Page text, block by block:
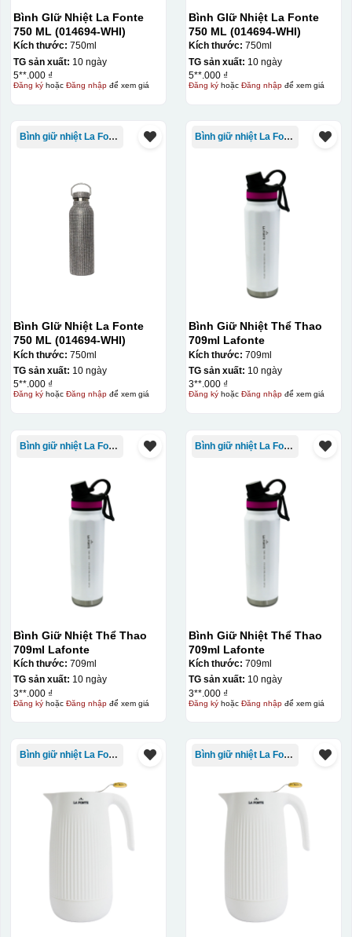
Hộp xi lót lụa
Hộp xi ấm chén
Bình GIữ Nhiệt La Fonte
750 ML (014694-WHI)
Kích thước: 750ml
TG sản xuất: 10 ngày
5**.000 ₫
Đăng kýhoặc Đăng nhậpđể xem giá
Bình GIữ Nhiệt La Fonte
750 ML (014694-WHI)
Kích thước: 750ml
TG sản xuất: 10 ngày
5**.000 ₫
Đăng kýhoặc Đăng nhậpđể xem giá
Bình giữ nhiệt La Fonte
Bình GIữ Nhiệt La Fonte
750 ML (014694-WHI)
Kích thước: 750ml
TG sản xuất: 10 ngày
5**.000 ₫
Đăng kýhoặc Đăng nhậpđể xem giá
Bình giữ nhiệt La Fonte
Bình Giữ Nhiệt Thể Thao
709ml Lafonte
Kích thước: 709ml
TG sản xuất: 10 ngày
3**.000 ₫
Đăng kýhoặc Đăng nhậpđể xem giá
Bình giữ nhiệt La Fonte
Bình Giữ Nhiệt Thể Thao
709ml Lafonte
Kích thước: 709ml
TG sản xuất: 10 ngày
3**.000 ₫
Đăng kýhoặc Đăng nhậpđể xem giá
Bình giữ nhiệt La Fonte
Bình Giữ Nhiệt Thể Thao
709ml Lafonte
Kích thước: 709ml
TG sản xuất: 10 ngày
3**.000 ₫
Đăng kýhoặc Đăng nhậpđể xem giá
Bình giữ nhiệt La Fonte Bình giữ nhiệt La Fonte